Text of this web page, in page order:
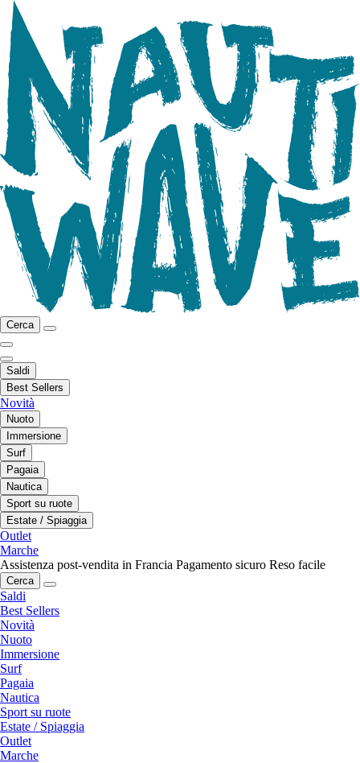
Cerca
Saldi
Best Sellers
Novità
Nuoto
Immersione
Surf
Pagaia
Nautica
Sport su ruote
Estate / Spiaggia
Outlet
Marche
Assistenza post-vendita in Francia Pagamento sicuro Reso facile
Cerca
Saldi
Best Sellers
Novità
Nuoto
Immersione
Surf
Pagaia
Nautica
Sport su ruote
Estate / Spiaggia
Outlet
Marche